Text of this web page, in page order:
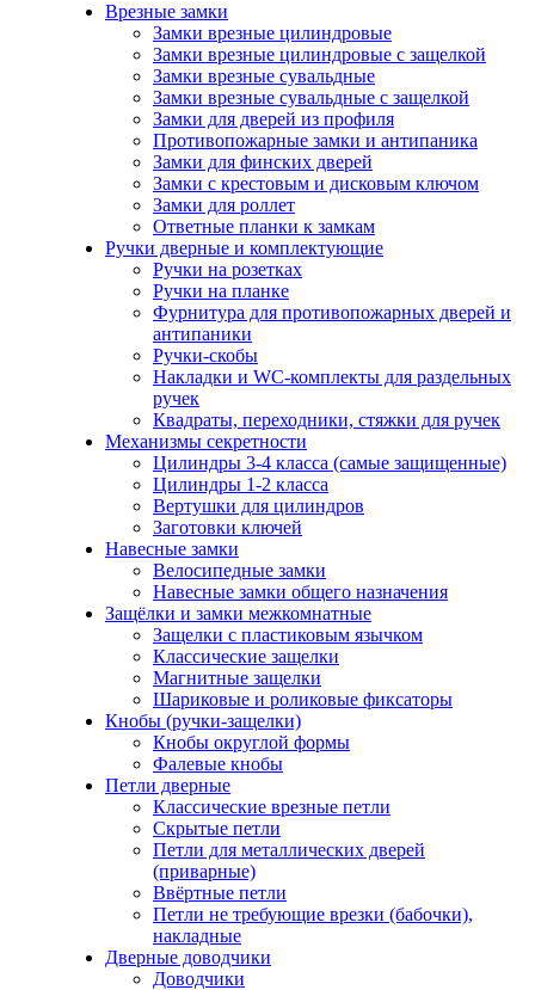
Врезные замки
Замки врезные цилиндровые
Замки врезные цилиндровые с защелкой
Замки врезные сувальдные
Замки врезные сувальдные с защелкой
Замки для дверей из профиля
Противопожарные замки и антипаника
Замки для финских дверей
Замки с крестовым и дисковым ключом
Замки для роллет
Ответные планки к замкам
Ручки дверные и комплектующие
Ручки на розетках
Ручки на планке
Фурнитура для противопожарных дверей и
антипаники
Ручки-скобы
Накладки и WC-комплекты для раздельных
ручек
Квадраты, переходники, стяжки для ручек
Механизмы секретности
Цилиндры 3-4 класса (самые защищенные)
Цилиндры 1-2 класса
Вертушки для цилиндров
Заготовки ключей
Навесные замки
Велосипедные замки
Навесные замки общего назначения
Защёлки и замки межкомнатные
Защелки с пластиковым язычком
Классические защелки
Магнитные защелки
Шариковые и роликовые фиксаторы
Кнобы (ручки-защелки)
Кнобы округлой формы
Фалевые кнобы
Петли дверные
Классические врезные петли
Скрытые петли
Петли для металлических дверей
(приварные)
Ввёртные петли
Петли не требующие врезки (бабочки),
накладные
Дверные доводчики
Доводчики